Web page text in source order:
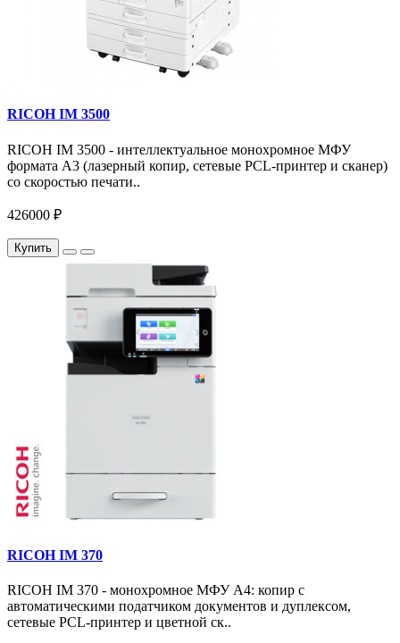
RICOH IM 3500
RICOH IM 3500 - интеллектуальное монохромное МФУ
формата А3 (лазерный копир, сетевые PCL-принтер и сканер)
со скоростью печати..
426000 ₽
Купить
RICOH IM 370
RICOH IM 370 - монохромное МФУ A4: копир с
автоматическими податчиком документов и дуплексом,
сетевые PCL-принтер и цветной ск..